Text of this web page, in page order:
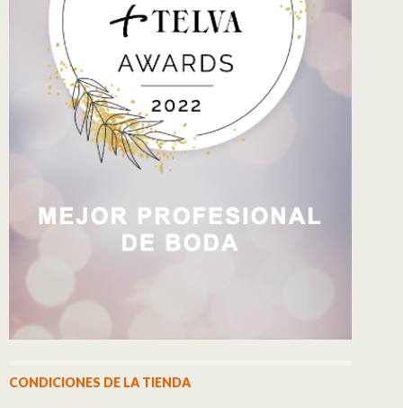
CONDICIONES DE LA TIENDA